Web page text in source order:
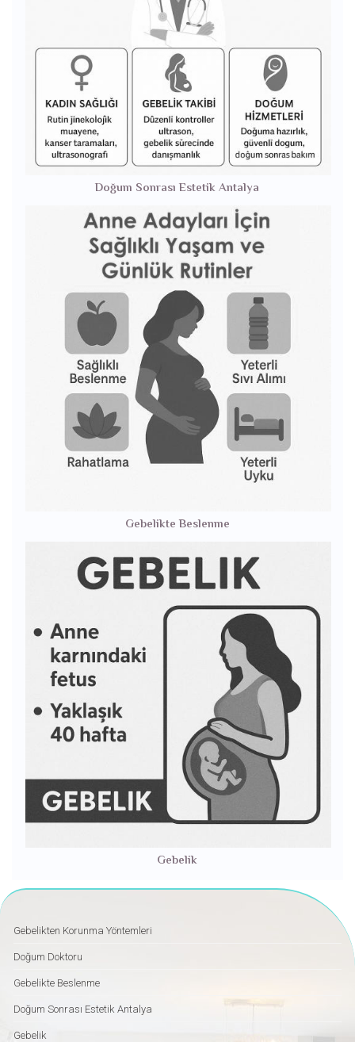
Doğum Sonrası Estetik Antalya
Gebelikte Beslenme
Gebelik
Gebelikten Korunma Yöntemleri
Doğum Doktoru
Gebelikte Beslenme
Doğum Sonrası Estetik Antalya
Gebelik